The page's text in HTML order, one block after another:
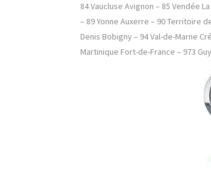
84 Vaucluse Avignon – 85 Vendée
– 89 Yonne Auxerre – 90 Territoire
Denis Bobigny – 94 Val-de-Marne
Martinique Fort-de-France – 973